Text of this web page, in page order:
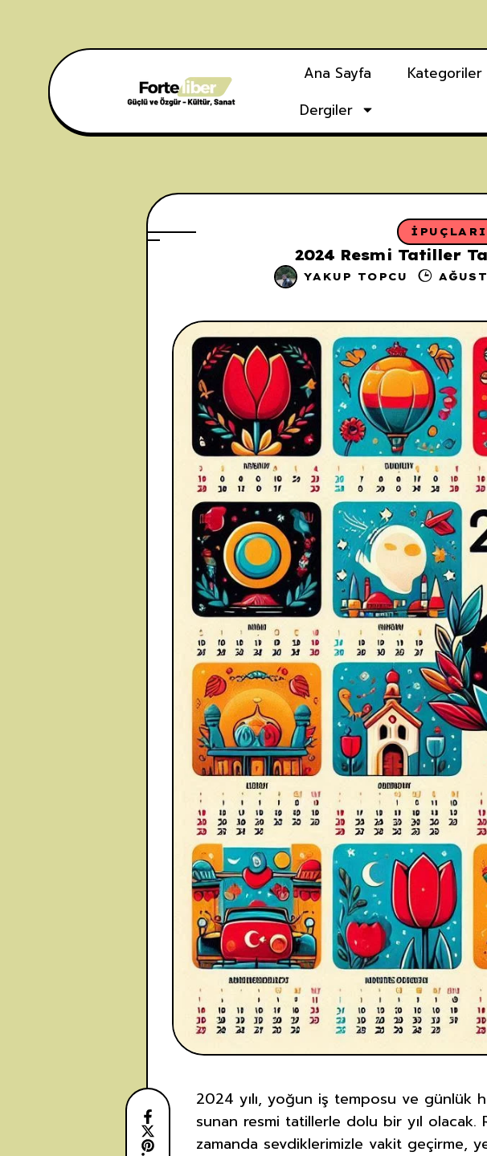
Ana Sayfa Kategoriler
Dergiler
İPUÇLARI
2024 Resmi Tatiller
YAKUP TOPCU
2024 yılı, yoğun iş temposu ve günlük
sunan resmi tatillerle dolu bir yıl olacak.
zamanda sevdiklerimizle vakit geçirme,